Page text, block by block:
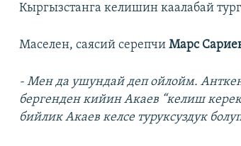
Кыргызстанга келишин каалабай
Маселен, саясий серепчиМарс
- Мен да ушундай деп ойлойм.
бергенден кийин Акаев “келиш
бийлик Акаев келсе туруксуздук